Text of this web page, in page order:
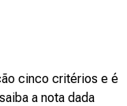
cinco critérios e é
a nota dada